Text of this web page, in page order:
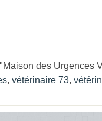
des Urgences
, vétérinaire 73,